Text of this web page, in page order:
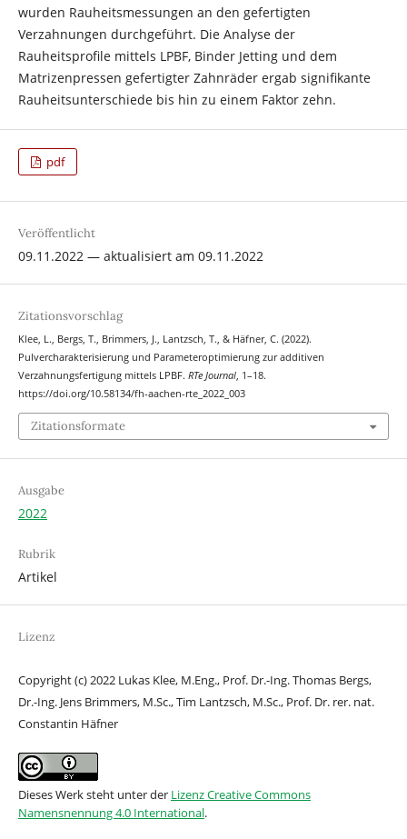
wurden Rauheitsmessungen an den gefertigten
Verzahnungen durchgeführt. Die Analyse der
Rauheitsprofile mittels LPBF, Binder Jetting und dem
Matrizenpressen gefertigter Zahnräder ergab signifikante
Rauheitsunterschiede bis hin zu einem Faktor zehn.
pdf
Veröffentlicht
09.11.2022 — aktualisiert am 09.11.2022
Zitationsvorschlag
Klee, L., Bergs, T., Brimmers, J., Lantzsch, T., & Häfner, C. (2022).
Pulvercharakterisierung und Parameteroptimierung zur additiven
Verzahnungsfertigung mittels LPBF. RTe Journal, 1–18.
https://doi.org/10.58134/fh-aachen-rte_2022_003
Zitationsformate
Ausgabe
2022
Rubrik
Artikel
Lizenz
Copyright (c) 2022 Lukas Klee, M.Eng., Prof. Dr.-Ing. Thomas Bergs,
Dr.-Ing. Jens Brimmers, M.Sc., Tim Lantzsch, M.Sc., Prof. Dr. rer. nat.
Constantin Häfner
Dieses Werk steht unter der Lizenz Creative Commons
Namensnennung 4.0 International.